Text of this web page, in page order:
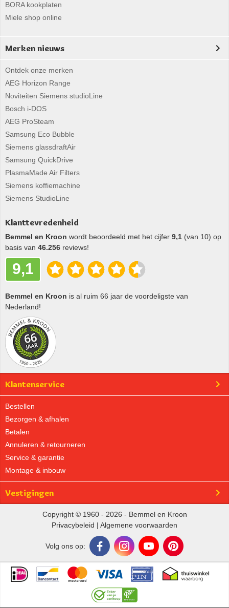
BORA kookplaten
Miele shop online
Merken nieuws
Ontdek onze merken
AEG Horizon Range
Noviteiten Siemens studioLine
Bosch i-DOS
AEG ProSteam
Samsung Eco Bubble
Siemens glassdraftAir
Samsung QuickDrive
PlasmaMade Air Filters
Siemens koffiemachine
Siemens StudioLine
Klanttevredenheid
Bemmel en Kroon wordt beoordeeld met het cijfer 9,1 (van 10) op
basis van 46.256 reviews!
9,1
Bemmel en Kroon is al ruim 66 jaar de voordeligste van
Nederland!
Klantenservice
Bestellen
Bezorgen & afhalen
Betalen
Annuleren & retourneren
Service & garantie
Montage & inbouw
Vestigingen
Copyright © 1960 - 2026 - Bemmel en Kroon
Privacybeleid | Algemene voorwaarden
Volg ons op: